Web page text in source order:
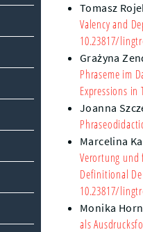
Tomasz
Valency and
10.23817/
Grażyna
Phraseme im
Expressions in
Joanna
Marcelina
Verortung
Definitional
10.23817/
Monika
als